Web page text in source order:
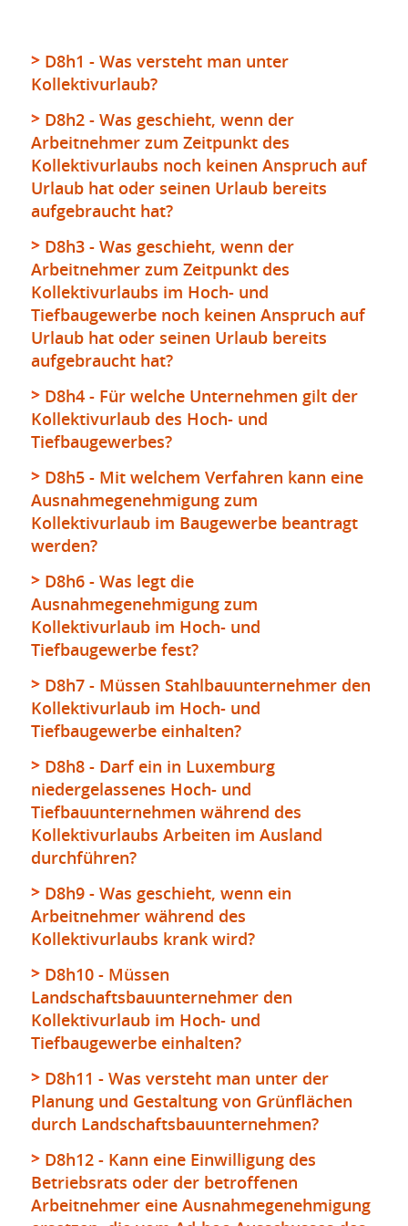
D8h1 - Was versteht man unter
Kollektivurlaub?
D8h2 - Was geschieht, wenn der
Arbeitnehmer zum Zeitpunkt des
Kollektivurlaubs noch keinen Anspruch auf
Urlaub hat oder seinen Urlaub bereits
aufgebraucht hat?
D8h3 - Was geschieht, wenn der
Arbeitnehmer zum Zeitpunkt des
Kollektivurlaubs im Hoch- und
Tiefbaugewerbe noch keinen Anspruch auf
Urlaub hat oder seinen Urlaub bereits
aufgebraucht hat?
D8h4 - Für welche Unternehmen gilt der
Kollektivurlaub des Hoch- und
Tiefbaugewerbes?
D8h5 - Mit welchem Verfahren kann eine
Ausnahmegenehmigung zum
Kollektivurlaub im Baugewerbe beantragt
werden?
D8h6 - Was legt die
Ausnahmegenehmigung zum
Kollektivurlaub im Hoch- und
Tiefbaugewerbe fest?
D8h7 - Müssen Stahlbauunternehmer den
Kollektivurlaub im Hoch- und
Tiefbaugewerbe einhalten?
D8h8 - Darf ein in Luxemburg
niedergelassenes Hoch- und
Tiefbauunternehmen während des
Kollektivurlaubs Arbeiten im Ausland
durchführen?
D8h9 - Was geschieht, wenn ein
Arbeitnehmer während des
Kollektivurlaubs krank wird?
D8h10 - Müssen
Landschaftsbauunternehmer den
Kollektivurlaub im Hoch- und
Tiefbaugewerbe einhalten?
D8h11 - Was versteht man unter der
Planung und Gestaltung von Grünflächen
durch Landschaftsbauunternehmen?
D8h12 - Kann eine Einwilligung des
Betriebsrats oder der betroffenen
Arbeitnehmer eine Ausnahmegenehmigung